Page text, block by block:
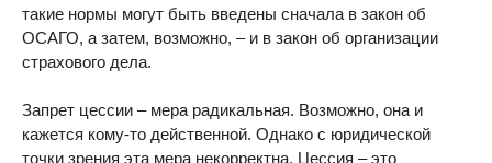
такие нормы могут быть введены сначала в закон об
ОСАГО, а затем, возможно, – и в закон об организации
страхового дела.
Запрет цессии – мера радикальная. Возможно, она и
кажется кому-то действенной. Однако с юридической
точки зрения эта мера некорректна. Цессия – это